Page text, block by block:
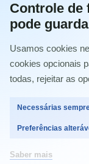
Comprar
MAIS
Dell 1320 C Dell 1320
Controle de
pode
Usamos cookies
cookies opcionais
todas, rejeitar as
Necessárias
Preferências
Saber mais